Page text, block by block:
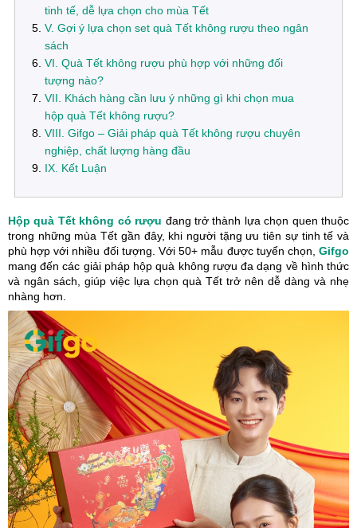
tinh tế, dễ lựa chọn cho mùa Tết
V. Gợi ý lựa chọn set quà Tết không rượu theo ngân
sách
VI. Quà Tết không rượu phù hợp với những đối
tượng nào?
VII. Khách hàng cần lưu ý những gì khi chọn mua
hộp quà Tết không rượu?
VIII. Gifgo – Giải pháp quà Tết không rượu chuyên
nghiệp, chất lượng hàng đầu
IX. Kết Luận
Hộp quà Tết không có rượu đang trở thành lựa chọn quen thuộc
trong những mùa Tết gần đây, khi người tặng ưu tiên sự tinh tế và
phù hợp với nhiều đối tượng. Với 50+ mẫu được tuyển chọn, Gifgo
mang đến các giải pháp hộp quà không rượu đa dạng về hình thức
và ngân sách, giúp việc lựa chọn quà Tết trở nên dễ dàng và nhẹ
nhàng hơn.